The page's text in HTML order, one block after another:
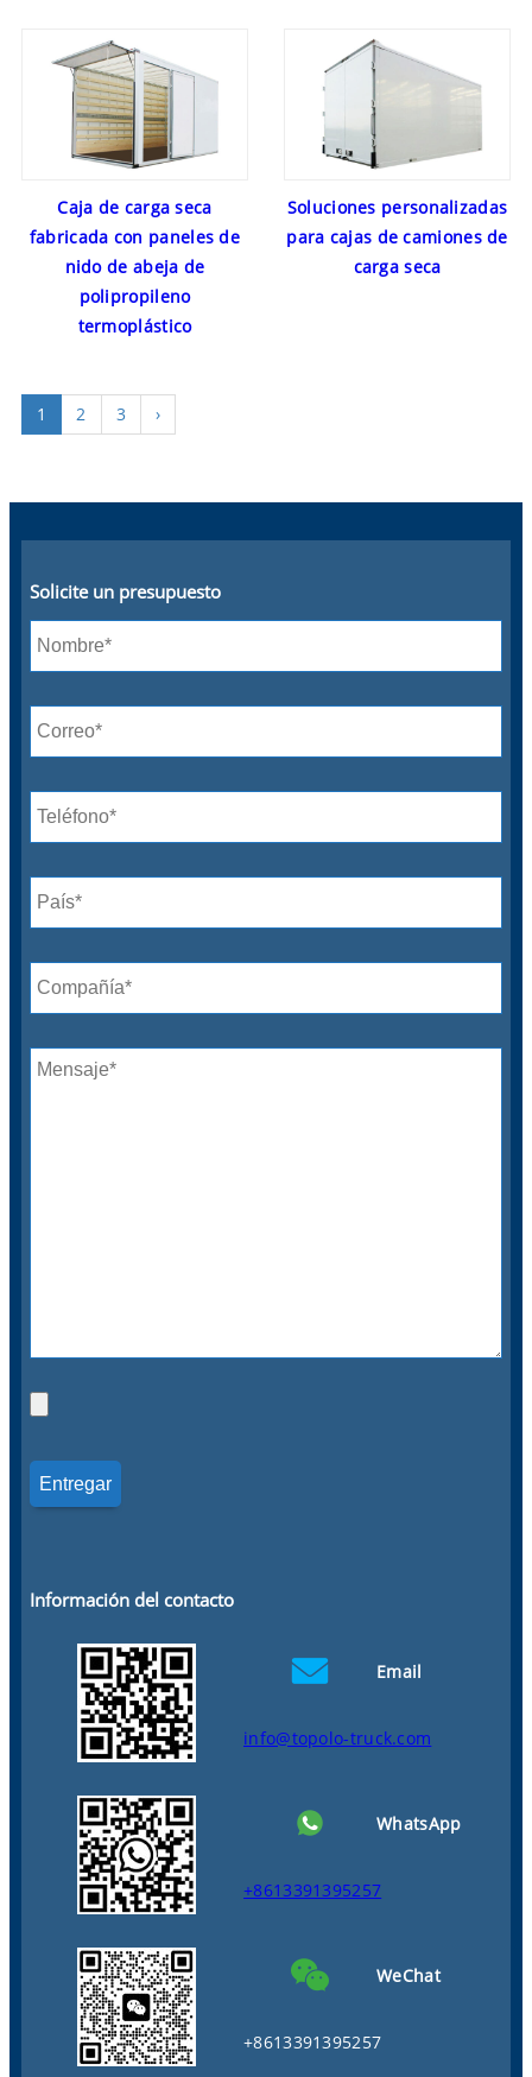
Caja de carga seca
fabricada con paneles de
nido de abeja de
polipropileno
termoplástico
Soluciones personalizadas
para cajas de camiones de
carga seca
1 2 3 ›
Solicite un presupuesto
Información del contacto
Email
info@topolo-truck.com
WhatsApp
+8613391395257
WeChat
+8613391395257